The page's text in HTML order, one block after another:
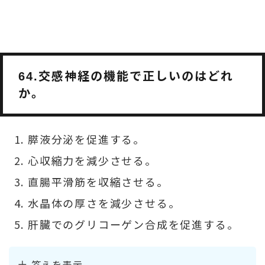
64.交感神経の機能で正しいのはどれ
か。
膵液分泌を促進する。
心収縮力を減少させる。
直腸平滑筋を収縮させる。
水晶体の厚さを減少させる。
肝臓でのグリコーゲン合成を促進する。